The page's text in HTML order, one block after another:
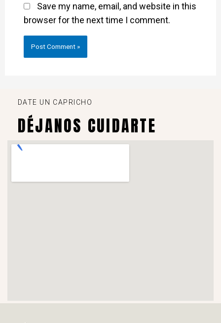
Save my name, email, and website in this
browser for the next time I comment.
DATE UN CAPRICHO
DÉJANOS CUIDARTE